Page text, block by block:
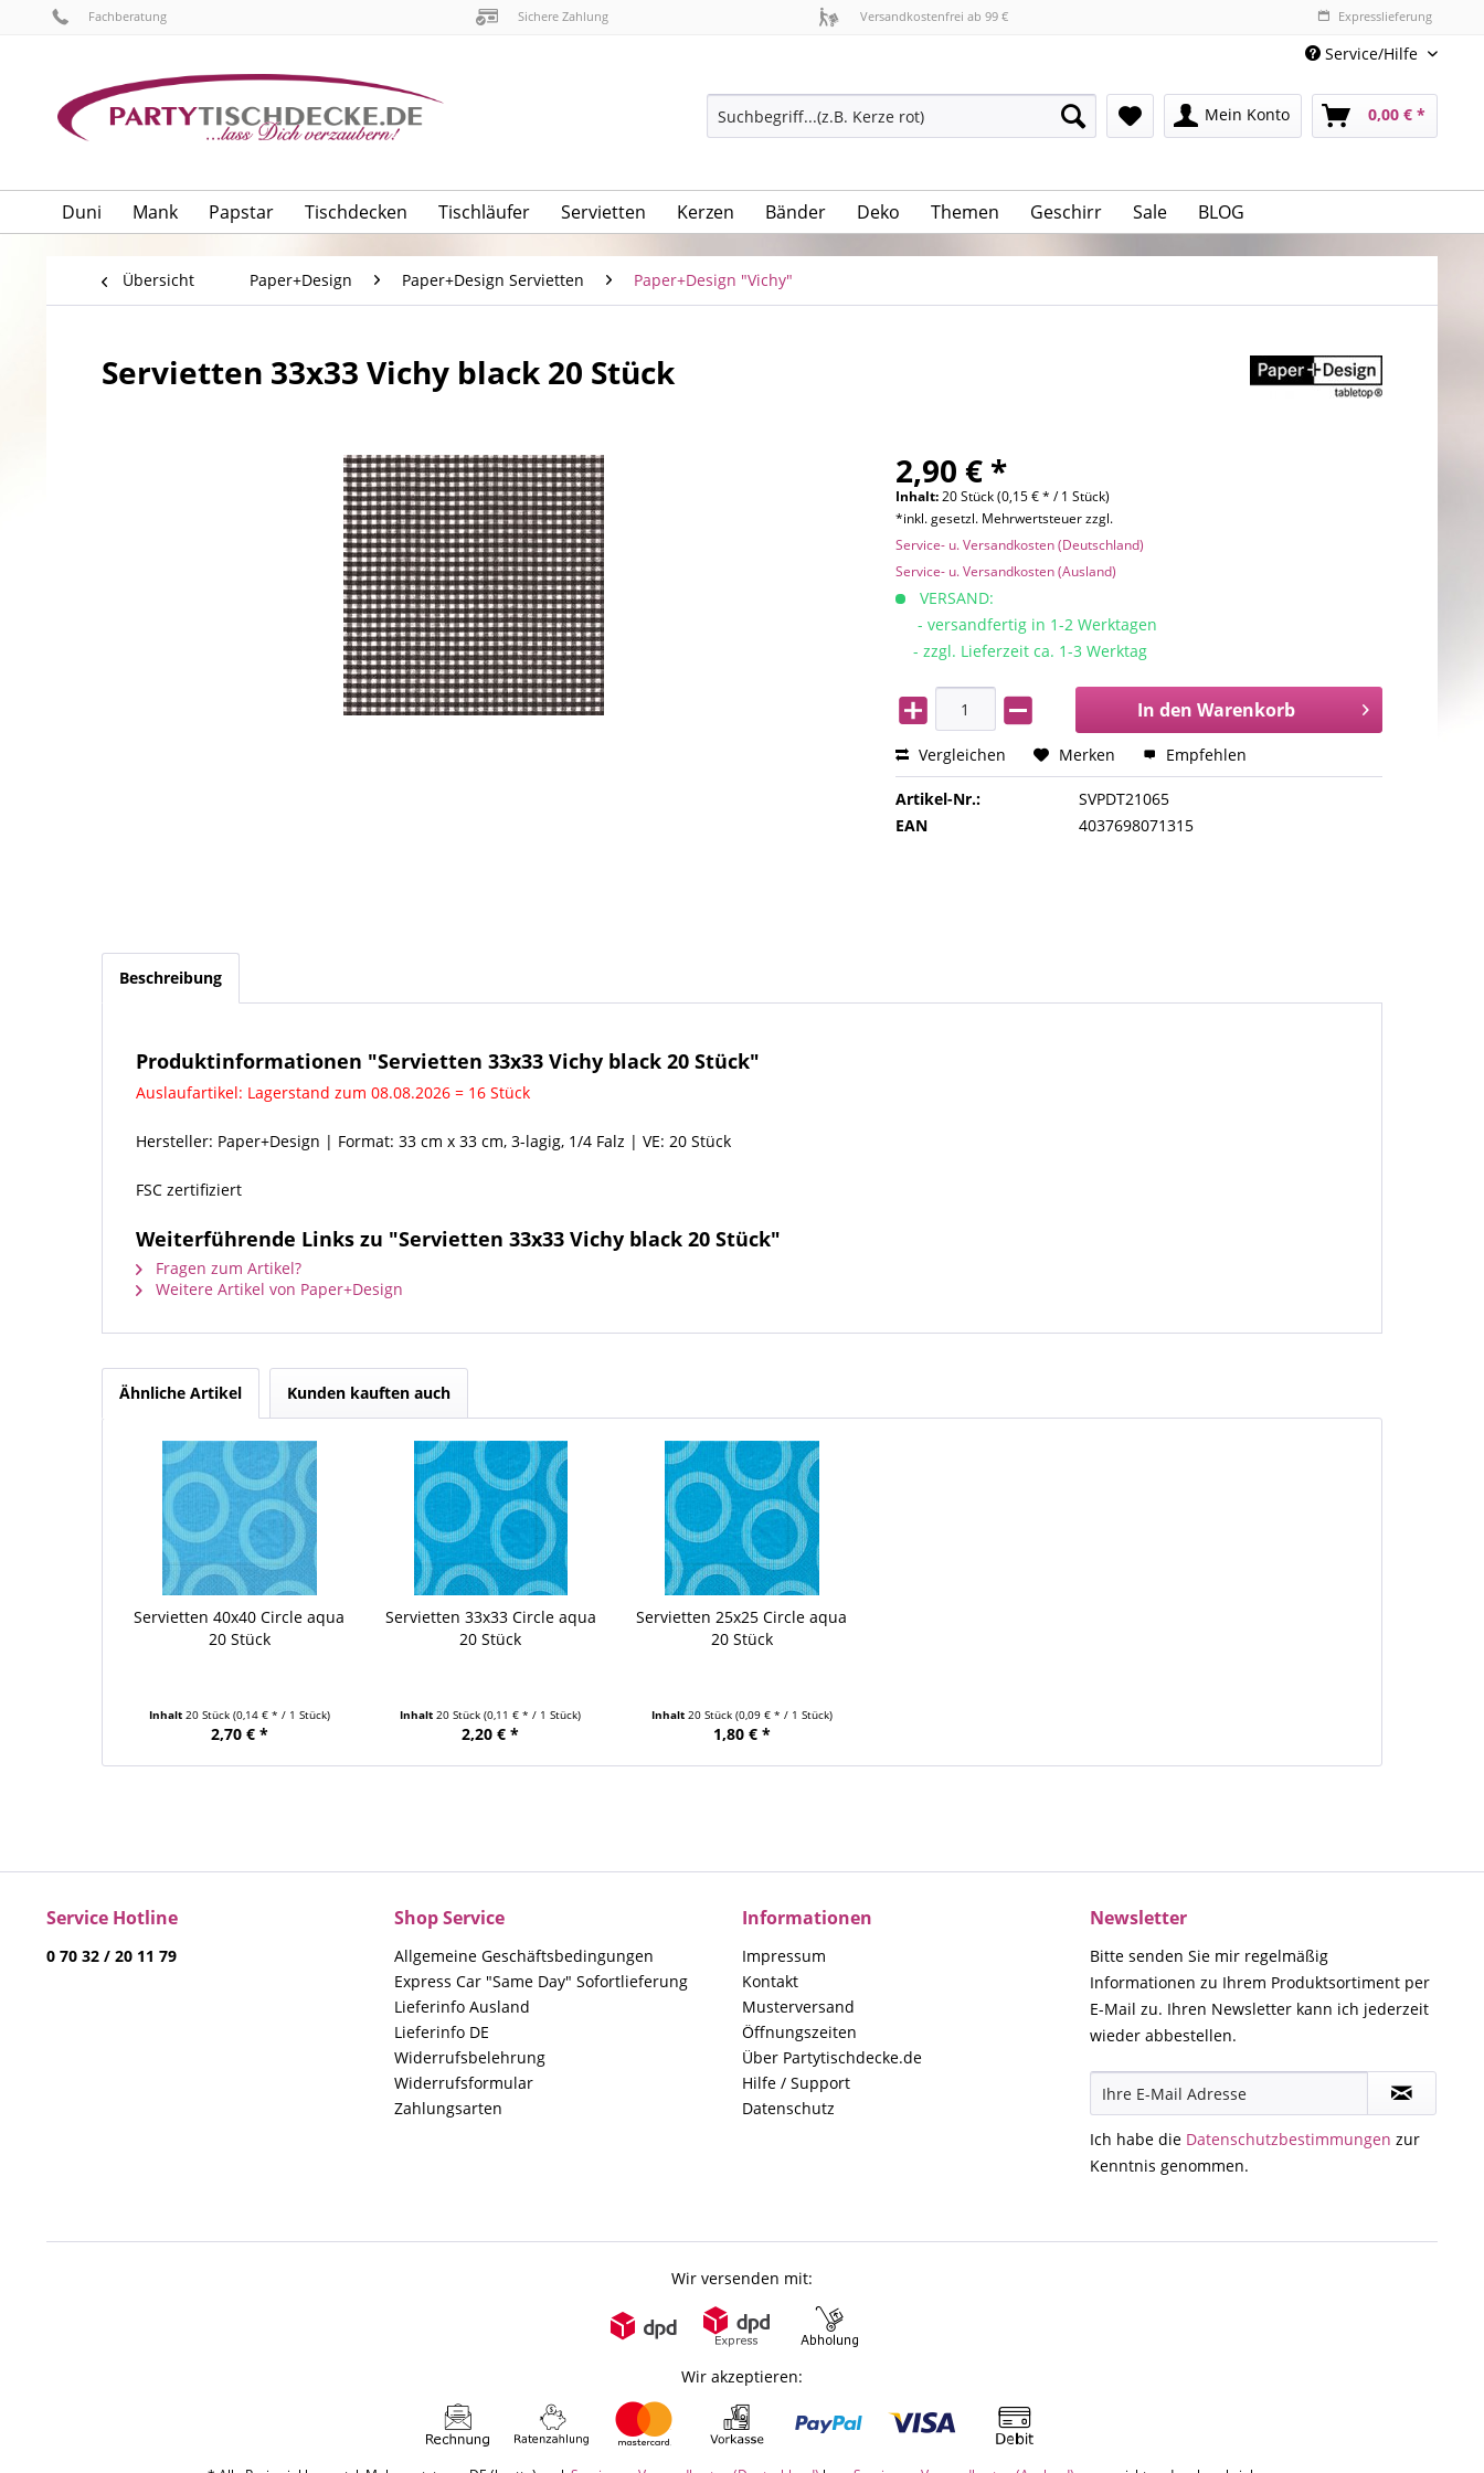
Fachberatung Sichere Zahlung Versandkostenfrei ab 99 € Expresslieferung
Service/Hilfe
Mein Konto 0,00 € *
Duni Mank Papstar Tischdecken Tischläufer Servietten Kerzen Bänder Deko Themen Geschirr Sale BLOG
Übersicht Paper+Design Paper+Design Servietten Paper+Design "Vichy"
Servietten 33x33 Vichy black 20 Stück
2,90 € *
Inhalt:20 Stück (0,15 € * / 1 Stück)
*inkl. gesetzl. Mehrwertsteuer zzgl.
Service- u. Versandkosten (Deutschland)
Service- u. Versandkosten (Ausland)
VERSAND:
- versandfertig in 1-2 Werktagen
- zzgl. Lieferzeit ca. 1-3 Werktag
In den Warenkorb
Vergleichen Merken Empfehlen
Artikel-Nr.:
SVPDT21065
EAN
4037698071315
Beschreibung
Produktinformationen "Servietten 33x33 Vichy black 20 Stück"
Auslaufartikel: Lagerstand zum 08.08.2026 = 16 Stück
Hersteller: Paper+Design | Format: 33 cm x 33 cm, 3-lagig, 1/4 Falz | VE: 20 Stück
FSC zertifiziert
Weiterführende Links zu "Servietten 33x33 Vichy black 20 Stück"
Fragen zum Artikel?
Weitere Artikel von Paper+Design
Ähnliche Artikel Kunden kauften auch
Servietten 40x40 Circle aqua
20 Stück
Inhalt 20 Stück (0,14 € * / 1 Stück)
2,70 € *
Servietten 33x33 Circle aqua
20 Stück
Inhalt20 Stück(0,11 € * / 1 Stück)
2,20 € *
Servietten 25x25 Circle aqua
20 Stück
Inhalt 20 Stück (0,09 € * / 1 Stück)
1,80 € *
Service Hotline
0 70 32 / 20 11 79
Shop Service
Allgemeine Geschäftsbedingungen
Express Car "Same Day" Sofortlieferung
Lieferinfo Ausland
Lieferinfo DE
Widerrufsbelehrung
Widerrufsformular
Zahlungsarten
Informationen
Impressum
Kontakt
Musterversand
Öffnungszeiten
Über Partytischdecke.de
Hilfe / Support
Datenschutz
Newsletter
Bitte senden Sie mir regelmäßig
Informationen zu Ihrem Produktsortiment per
E-Mail zu. Ihren Newsletter kann ich jederzeit
wieder abbestellen.
Ich habe die Datenschutzbestimmungen zur
Kenntnis genommen.
Wir versenden mit:
Wir akzeptieren: